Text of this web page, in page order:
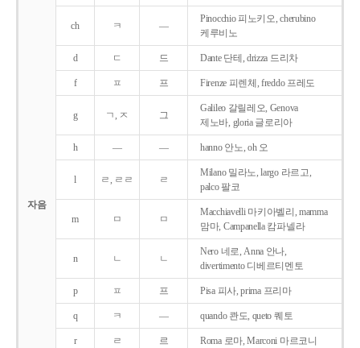
자음
ch ㅋ ―
Pinocchio 피노키오, cherubino
케루비노
d ㄷ 드 Dante 단테, drizza 드리차
f ㅍ 프 Firenze 피렌체, freddo 프레도
g ㄱ, ㅈ 그
Galileo 갈릴레오, Genova
제노바, gloria 글로리아
h ― ― hanno 안노, oh 오
l ㄹ, ㄹㄹ ㄹ
Milano 밀라노, largo 라르고,
palco 팔코
m ㅁ ㅁ
Macchiavelli 마키아벨리, mamma
맘마, Campanella 캄파넬라
n ㄴ ㄴ
Nero 네로, Anna 안나,
divertimento 디베르티멘토
p ㅍ 프 Pisa 피사, prima 프리마
q ㅋ ― quando 콴도, queto 퀘토
r ㄹ 르 Roma 로마, Marconi 마르코니